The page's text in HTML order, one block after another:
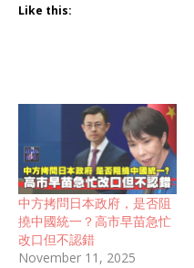
Like this:
中方拷問日本政府，是否阻
撓中國統一？高市早苗急忙
改口但不認錯
November 11, 2025